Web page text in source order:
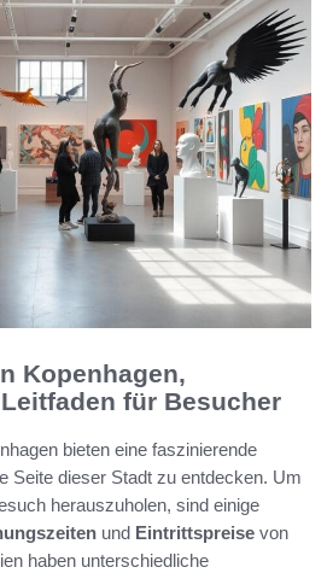
Kopenhagen,
für Besucher
bieten eine faszinierende
Seite dieser Stadt zu entdecken. Um
herauszuholen, sind einige
und Eintrittspreise von
haben unterschiedliche